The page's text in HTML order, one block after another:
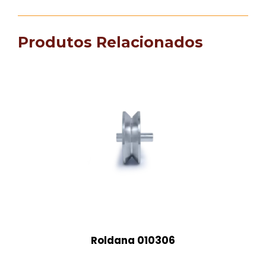
Produtos Relacionados
Roldana 010306